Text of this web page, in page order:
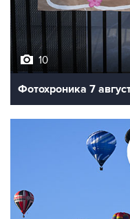
10
Фотохроника 7